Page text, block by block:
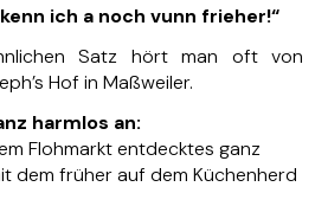
ich a noch vunn frieher!“
Satz hört man oft von
Hof in Maßweiler.
harmlos an:
Flohmarkt entdecktes ganz
dem früher auf dem Küchenherd